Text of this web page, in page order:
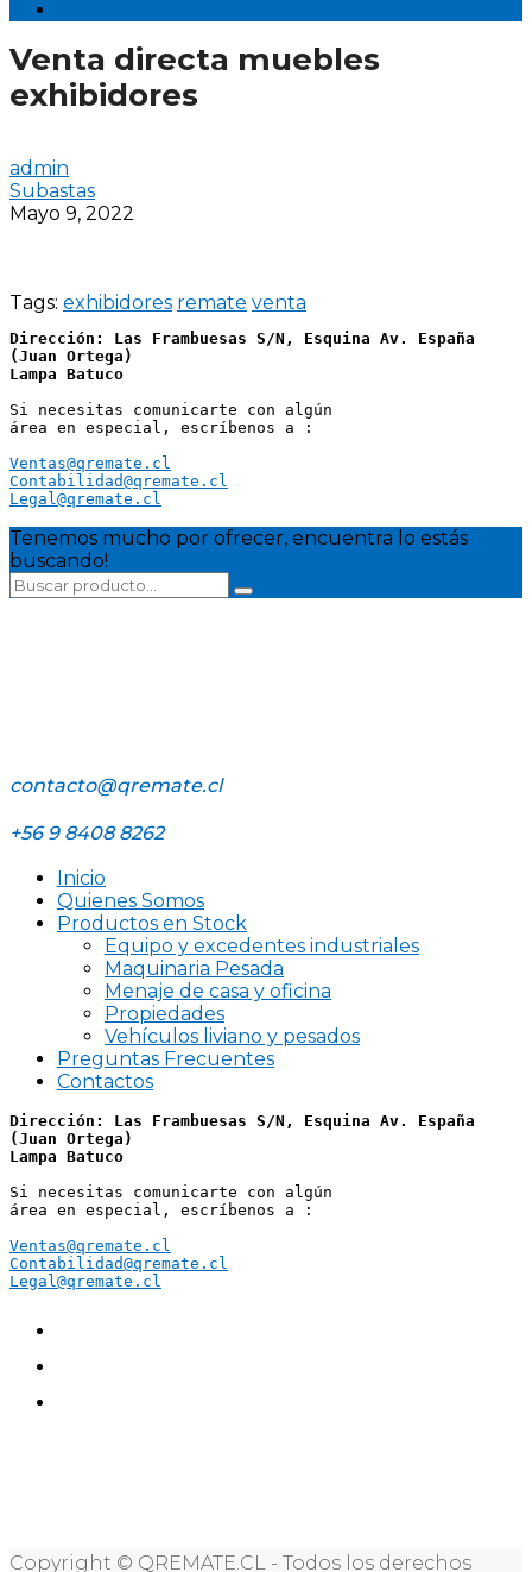
Venta directa muebles
exhibidores
admin
Subastas
Mayo 9, 2022
Tags: exhibidores remate venta
Dirección: Las Frambuesas S/N, Esquina Av. España
(Juan Ortega)
Lampa Batuco
Si necesitas comunicarte con algún
área en especial, escríbenos a :
Ventas@qremate.cl
Contabilidad@qremate.cl
Legal@qremate.cl
Tenemos mucho por ofrecer, encuentra lo estás
buscando!
contacto@qremate.cl
+56 9 8408 8262
Inicio
Quienes Somos
Productos en Stock
Equipo y excedentes industriales
Maquinaria Pesada
Menaje de casa y oficina
Propiedades
Vehículos liviano y pesados
Preguntas Frecuentes
Contactos
Dirección: Las Frambuesas S/N, Esquina Av. España
(Juan Ortega)
Lampa Batuco
Si necesitas comunicarte con algún
área en especial, escríbenos a :
Ventas@qremate.cl
Contabilidad@qremate.cl
Legal@qremate.cl
Copyright © QREMATE.CL - Todos los derechos